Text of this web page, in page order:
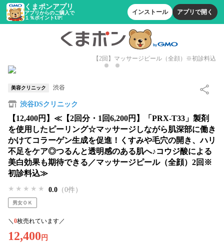
くまポンアプリ
アプリからのご購入で
１％ポイントUP!
インストール アプリで開く
【2回】マッサージピール（全顔）※初診料込
美容クリニック 渋谷
渋谷DSクリニック
【12,400円】≪【2回分・1回6,200円】「PRX-T33」製剤
を使用したピーリング☆マッサージしながら肌深部に働き
かけてコラーゲン生成を促進！くすみや毛穴の開き、ハリ
不足をケア◎つるんと透明感のある肌へ♪コウジ酸による
美白効果も期待できる／マッサージピール（全顔）2回※
初診料込≫
★★★★★
★★★★★
★★★★★ 0.0 （0件）
男女ＯＫ
＼ 0枚売れています／
12,400 円